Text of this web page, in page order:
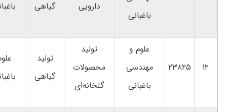
باغبانی
دارویی
گیاهی
۱۲ ۲۳۸۲۵
علوم و
مهندسی
باغبانی
تولید
محصولات
گلخانه‌ای
تولید
گیاهی